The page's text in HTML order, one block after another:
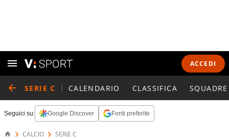
ACCEDI
SERIE C CALENDARIO CLASSIFICA SQUADRE
Seguici su: Google Discover Fonti preferite
CALCIO SERIE C